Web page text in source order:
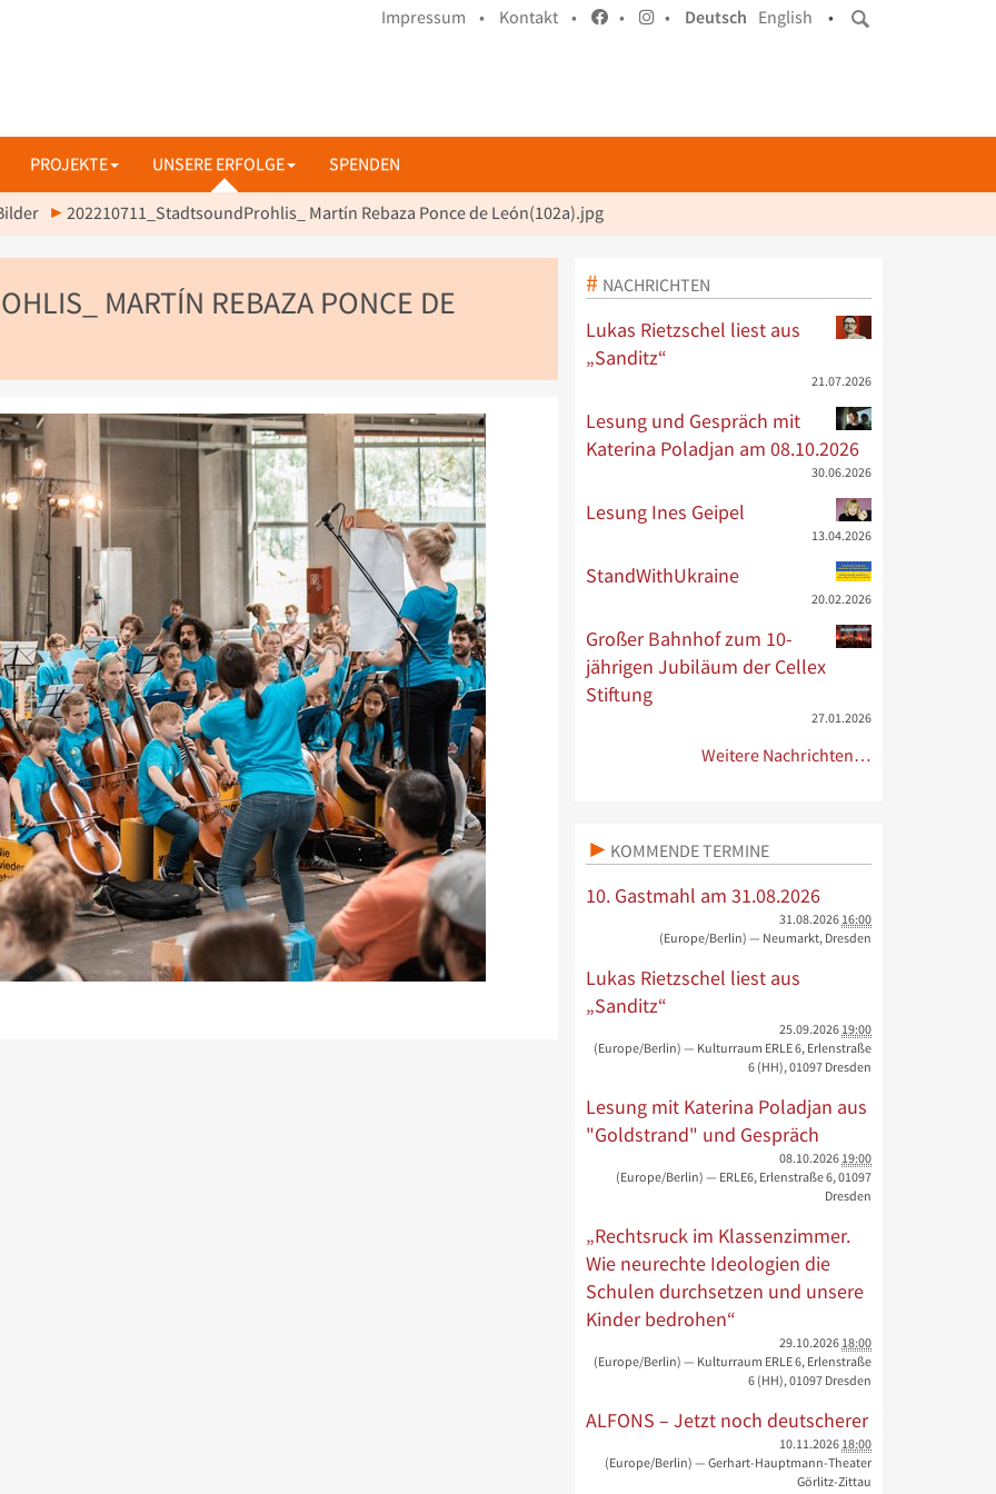
Impressum • Kontakt • • • Deutsch English •
PROJEKTE UNSERE ERFOLGE SPENDEN
202210711_StadtsoundProhlis_ Martín Rebaza Ponce de León(102a).jpg
MARTÍN REBAZA PONCE DE
NACHRICHTEN
Lukas Rietzschel liest aus
„Sanditz“
21.07.2026
Lesung und Gespräch mit
Katerina Poladjan am 08.10.2026
30.06.2026
Lesung Ines Geipel
13.04.2026
StandWithUkraine
20.02.2026
Großer Bahnhof zum 10-
jährigen Jubiläum der Cellex
Stiftung
27.01.2026
Weitere Nachrichten…
KOMMENDE TERMINE
10. Gastmahl am 31.08.2026
31.08.2026 16:00
(Europe/Berlin) — Neumarkt, Dresden
Lukas Rietzschel liest aus
„Sanditz“
25.09.2026 19:00
(Europe/Berlin) — Kulturraum ERLE 6, Erlenstraße
6 (HH), 01097 Dresden
Lesung mit Katerina Poladjan aus
"Goldstrand" und Gespräch
08.10.2026 19:00
(Europe/Berlin) — ERLE6, Erlenstraße 6, 01097
Dresden
„Rechtsruck im Klassenzimmer.
Wie neurechte Ideologien die
Schulen durchsetzen und unsere
Kinder bedrohen“
29.10.2026 18:00
(Europe/Berlin) — Kulturraum ERLE 6, Erlenstraße
6 (HH), 01097 Dresden
ALFONS – Jetzt noch deutscherer
10.11.2026 18:00
(Europe/Berlin) — Gerhart-Hauptmann-Theater
Görlitz-Zittau